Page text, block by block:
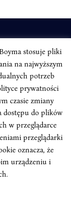
027 Warszawa
Polityka
Fundacji
Głodek
stosuje pliki
na najwyższym
potrzeb
prywatności
czasie zmiany
dostępu do plików
w przeglądarce
przeglądarki
oznacza, że
urządzeniu i